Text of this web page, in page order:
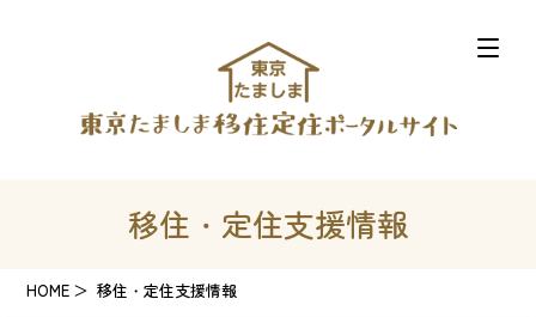
移住・定住支援情報
HOME 移住・定住支援情報